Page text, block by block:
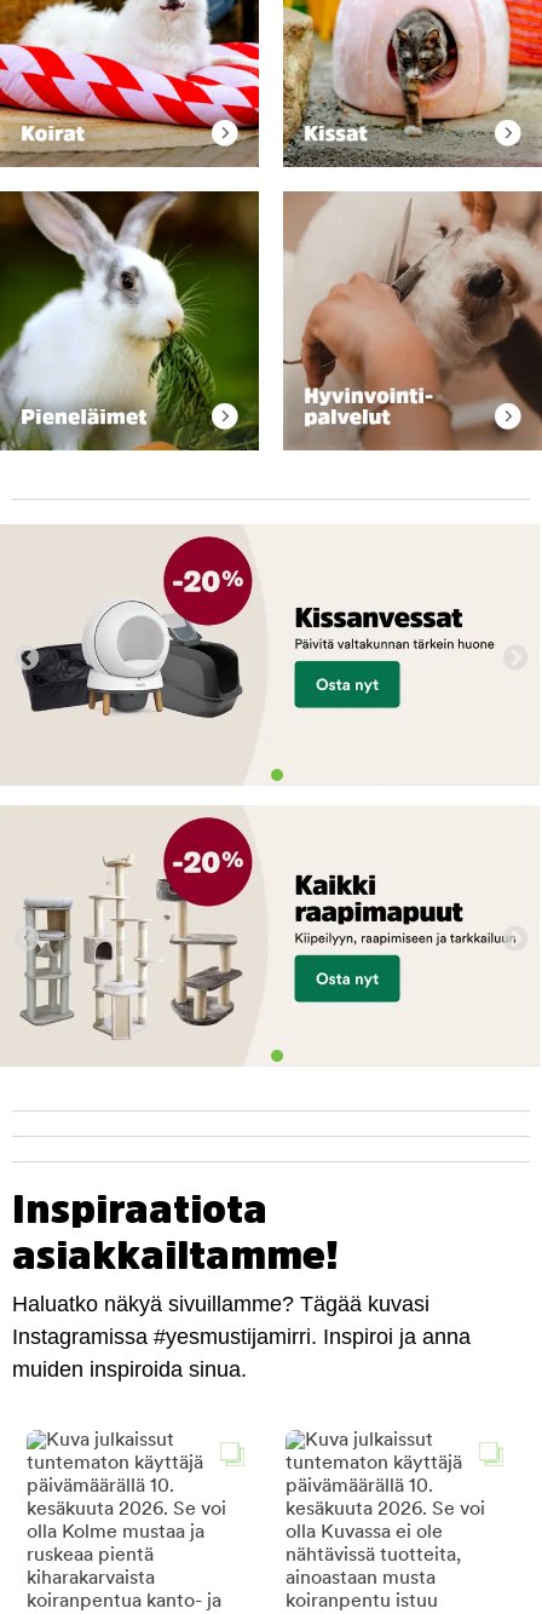
Inspiraatiota
asiakkailtamme!
Haluatko näkyä sivuillamme? Tägää kuvasi
Instagramissa #yesmustijamirri. Inspiroi ja anna
muiden inspiroida sinua.